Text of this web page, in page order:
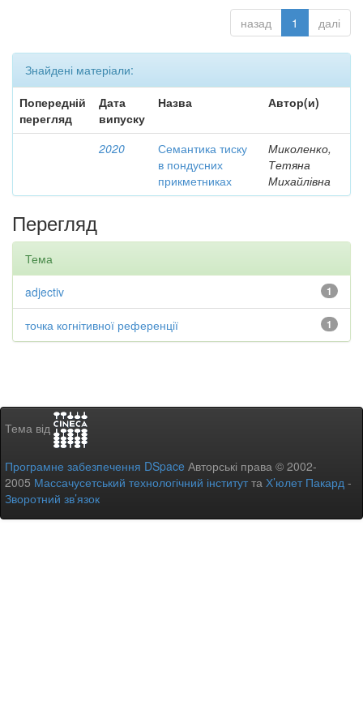
назад 1 далі
Знайдені матеріали:
Попередній
перегляд
Дата
випуску
Назва Автор(и)
2020
Семантика тиску
в пондусних
прикметниках
Миколенко,
Тетяна
Михайлівна
Перегляд
Тема
1
adjectiv
1
точка когнітивної референції
Тема від
Програмне забезпечення DSpace Авторські права © 2002-
2005 Массачусетський технологічний інститутта Х’юлет Пакард -
Зворотний зв’язок